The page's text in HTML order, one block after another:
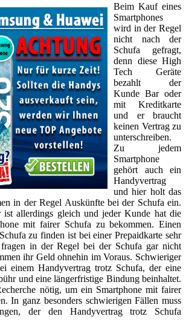
Beim Kauf eines
Smartphones
wird in der Regel
nicht nach der
Schufa gefragt,
denn diese High
Tech Geräte
bezahlt der
Kunde Bar oder
mit Kreditkarte
und er braucht
keinen Vertrag zu
unterschreiben.
Zu jedem
Smartphone
gehört auch ein
Handyvertrag
und hier holt das
in der Regel Auskünfte bei der Schufa ein.
allerdings gleich und jeder Kunde hat die
mit fairer Schufa zu bekommen. Einen
zu finden ist bei einer Prepaidkarte sehr
in der Regel bei der Schufa gar nicht
ihr Geld ohnehin im Voraus. Schwieriger
einem Handyvertrag trotz Schufa, der eine
und eine längerfristige Bindung beinhaltet.
nötig, um ein Smartphone mit fairer
In ganz besonders schwierigen Fällen muss
der den Handyvertrag trotz Schufa